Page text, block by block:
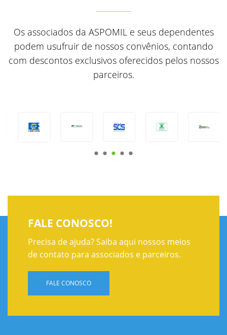
Os associados da ASPOMIL e seus dependentes
podem usufruir de nossos convênios, contando
com descontos exclusivos oferecidos pelos nossos
parceiros.
FALE CONOSCO!
Precisa de ajuda? Saiba aqui nossos meios
de contato para associados e parceiros.
FALE CONOSCO